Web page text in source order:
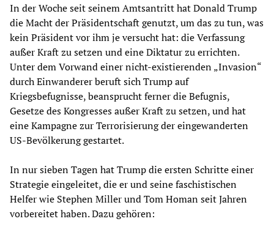
In der Woche seit seinem Amtsantritt hat Donald Trump
die Macht der Präsidentschaft genutzt, um das zu tun, was
kein Präsident vor ihm je versucht hat: die Verfassung
außer Kraft zu setzen und eine Diktatur zu errichten.
Unter dem Vorwand einer nicht-existierenden „Invasion“
durch Einwanderer beruft sich Trump auf
Kriegsbefugnisse, beansprucht ferner die Befugnis,
Gesetze des Kongresses außer Kraft zu setzen, und hat
eine Kampagne zur Terrorisierung der eingewanderten
US-Bevölkerung gestartet.
In nur sieben Tagen hat Trump die ersten Schritte einer
Strategie eingeleitet, die er und seine faschistischen
Helfer wie Stephen Miller und Tom Homan seit Jahren
vorbereitet haben. Dazu gehören: